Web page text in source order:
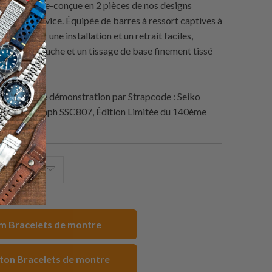
sangle re-conçue en 2 pièces de nos designs
série Service. Équipée de barres à ressort captives à
pour une installation et un retrait faciles,
couche et un tissage de base finement tissé
de démonstration parStrapcode : Seiko
SSC807, Édition Limitée du 140ème
Partagez
ceci
sur
ami
Bracelets de montre
Bracelets de montre